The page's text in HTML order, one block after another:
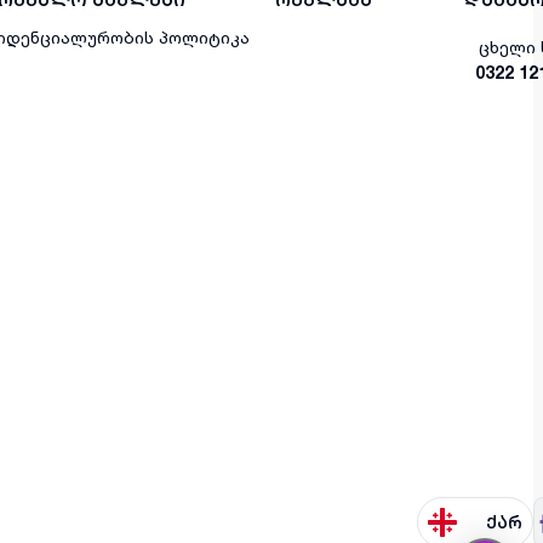
ქარ
პოლიტიკა
ცხელი
0322